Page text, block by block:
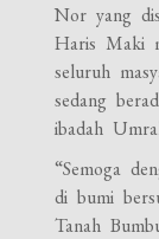
Nor yang
Haris Maki
seluruh
sedang
ibadah
“Semoga
di bumi
Tanah